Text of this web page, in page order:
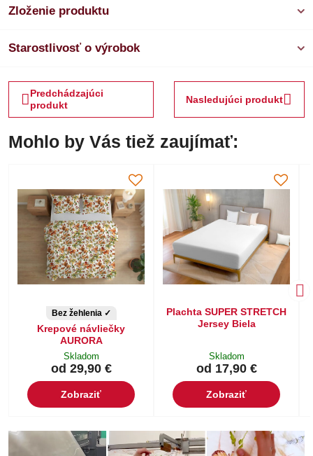
Zloženie produktu
Starostlivosť o výrobok
Predchádzajúci
produkt
Nasledujúci produkt
Mohlo by Vás tiež zaujímať:
Bez žehlenia ✓
Krepové návliečky
AURORA
Skladom
od 29,90 €
Zobraziť
Plachta SUPER STRETCH
Jersey Biela
Skladom
od 17,90 €
Zobraziť